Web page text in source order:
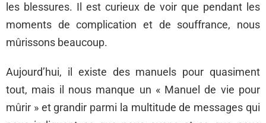
les blessures. Il est curieux de voir que pendant les
moments de complication et de souffrance, nous
mûrissons beaucoup.
Aujourd’hui, il existe des manuels pour quasiment
tout, mais il nous manque un « Manuel de vie pour
mûrir » et grandir parmi la multitude de messages qui